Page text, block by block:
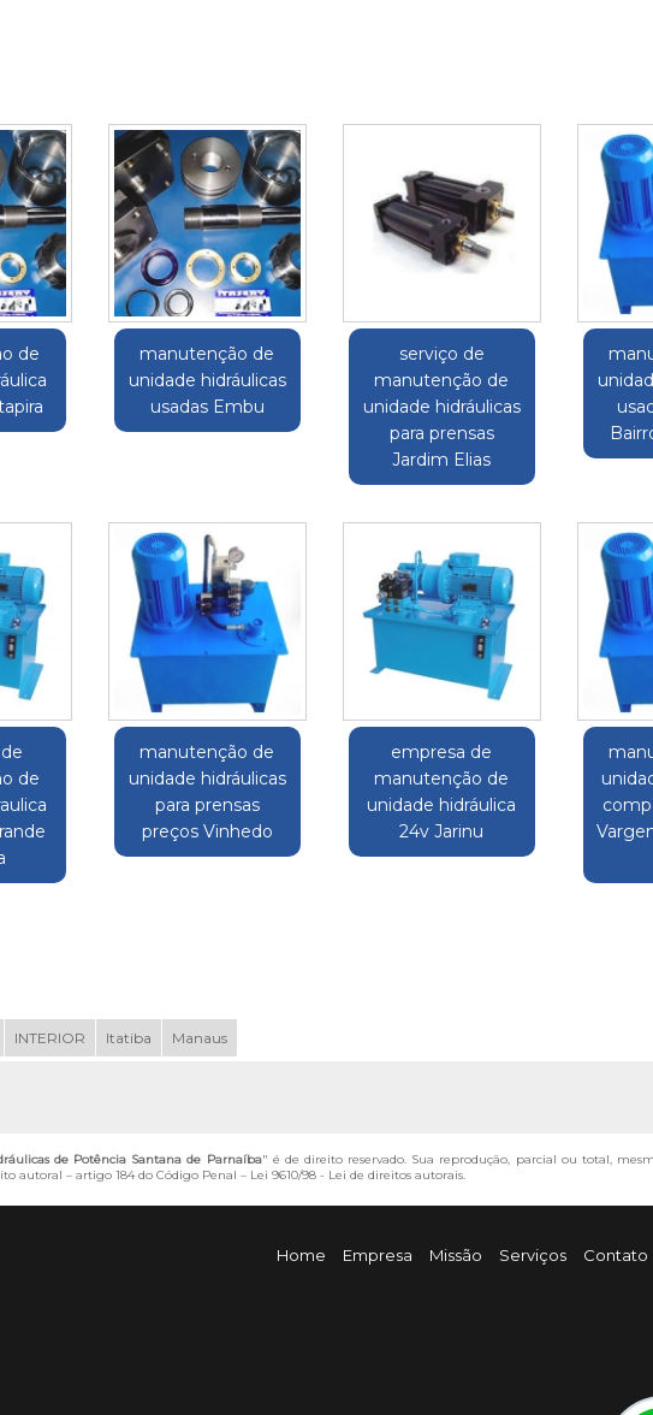
de
manutenção de
unidade hidráulicas
usadas Embu
serviço de
manutenção de
unidade hidráulicas
para prensas
Jardim Elias
de
manutenção de
unidade hidráulicas
para prensas
preços Vinhedo
empresa de
manutenção de
unidade hidráulica
24v Jarinu
INTERIOR Itatiba Manaus
de Potência Santana de Parnaíba" é de direito reservado. Sua reprodução, parcial ou total,
autoral – artigo 184 do Código Penal – Lei 9610/98 - Lei de direitos autorais.
Home Empresa Missão Serviços Contato